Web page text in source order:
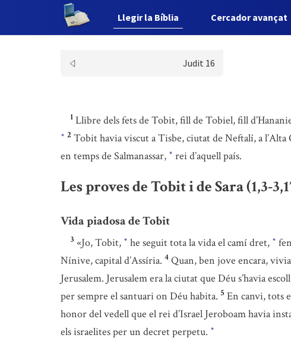
Llegir la Bíblia Cercador avançat
Judit 16
1 Llibre dels fets de Tobit, fill de Tobiel, fill
* 2 Tobit havia viscut a Tisbe, ciutat de Neftalí, a l’Alta
en temps de Salmanassar, * rei d’aquell país.
Les proves de Tobit i de Sara (1,3-
Vida piadosa de Tobit
3 «Jo, Tobit, * he seguit tota la vida el camí dret, *
Nínive, capital d’Assíria. 4 Quan, ben jove encara,
Jerusalem. Jerusalem era la ciutat que Déu s’havia
per sempre el santuari on Déu habita. 5 En canvi, tots
honor del vedell que el rei d’Israel Jeroboam havia
els israelites per un decret perpetu. *